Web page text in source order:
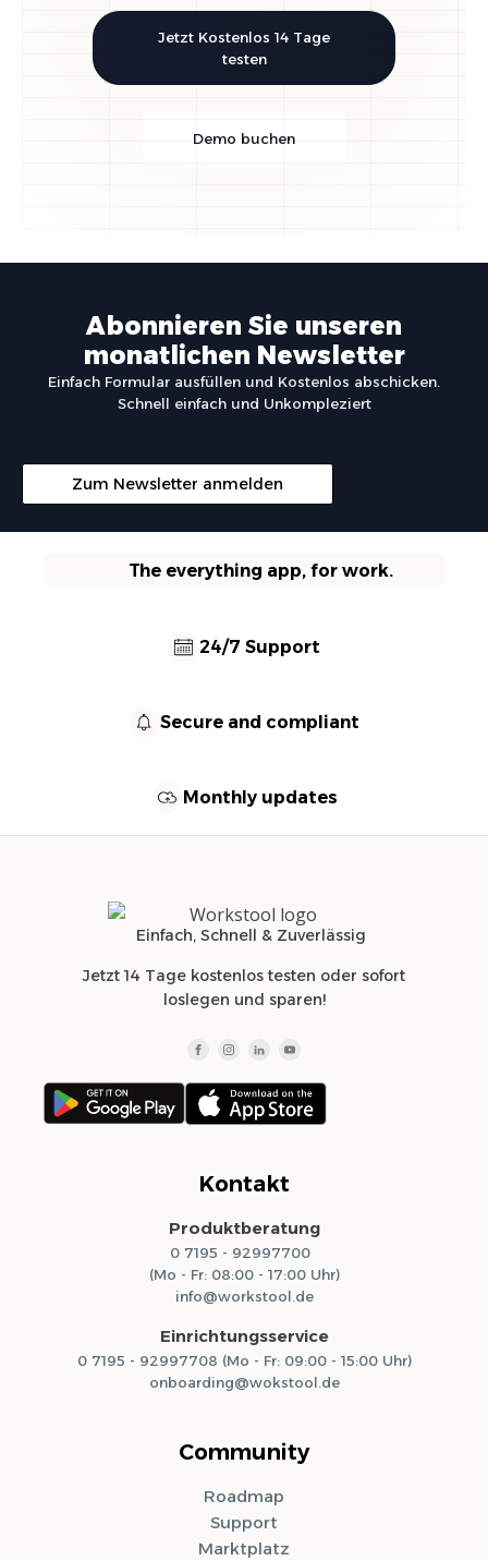
Jetzt Kostenlos 14 Tage
testen
Demo buchen
Abonnieren Sie unseren
monatlichen Newsletter
Einfach Formular ausfüllen und Kostenlos abschicken.
Schnell einfach und Unkompleziert
Zum Newsletter anmelden
The everything app, for work.
24/7 Support
Secure and compliant
Monthly updates
Einfach, Schnell & Zuverlässig
Jetzt 14 Tage kostenlos testen oder sofort
loslegen und sparen!
Kontakt
Produktberatung
0 7195 - 92997700
(Mo - Fr: 08:00 - 17:00 Uhr)
info@workstool.de
Einrichtungsservice
0 7195 - 92997708 (Mo - Fr: 09:00 - 15:00 Uhr)
onboarding@wokstool.de
Community
Roadmap
Support
Marktplatz